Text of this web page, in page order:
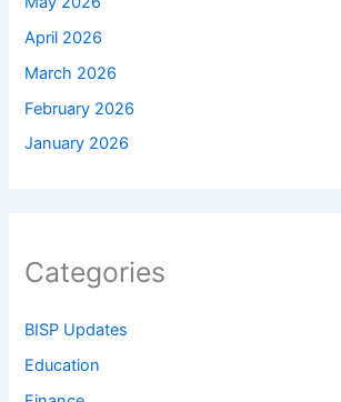
April 2026
March 2026
February 2026
January 2026
Categories
BISP Updates
Education